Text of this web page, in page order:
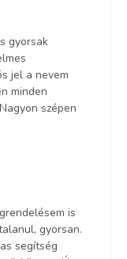
5 csillag.
gyorsak
jel a nevem
minden
szépen
5 csillag.
is
gyorsan.
segítség